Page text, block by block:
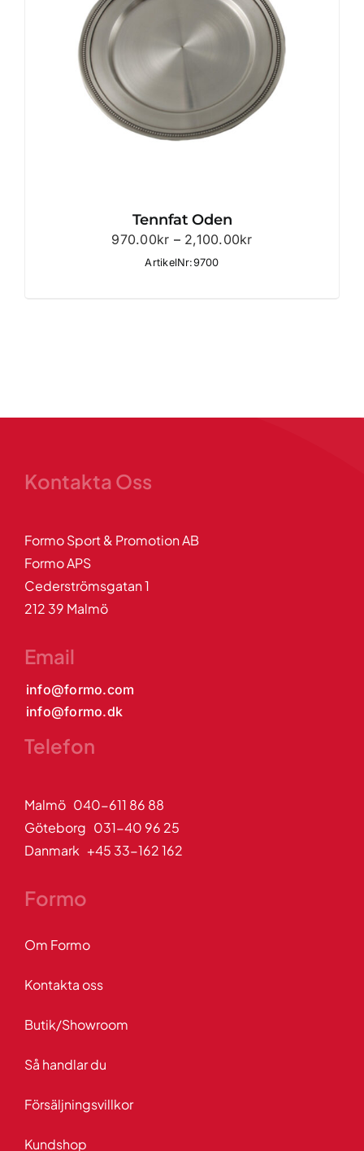
Tennfat Oden
970.00kr – 2,100.00krPrisintervall:
ArtikelNr:9700
Kontakta Oss
Formo Sport & Promotion AB
Formo APS
Cederströmsgatan 1
212 39 Malmö
Email
info@formo.com
info@formo.dk
Telefon
Malmö 040-611 86 88
Göteborg 031-40 96 25
Danmark +45 33-162 162
Formo
Om Formo
Kontakta oss
Butik/Showroom
Så handlar du
Försäljningsvillkor
Kundshop